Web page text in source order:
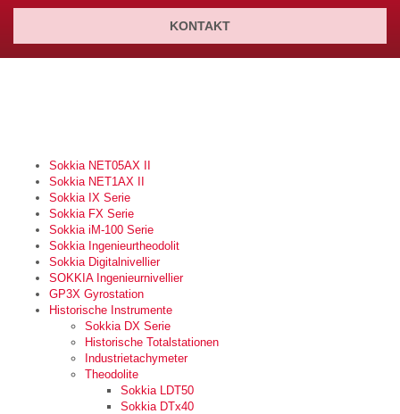
KONTAKT
Sokkia NET05AX II
Sokkia NET1AX II
Sokkia IX Serie
Sokkia FX Serie
Sokkia iM-100 Serie
Sokkia Ingenieurtheodolit
Sokkia Digitalnivellier
SOKKIA Ingenieurnivellier
GP3X Gyrostation
Historische Instrumente
Sokkia DX Serie
Historische Totalstationen
Industrietachymeter
Theodolite
Sokkia LDT50
Sokkia DTx40